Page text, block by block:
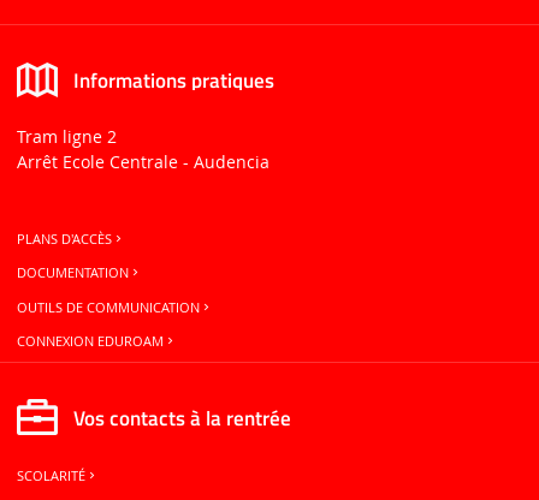
Informations pratiques
Tram ligne 2
Arrêt Ecole Centrale - Audencia
PLANS D'ACCÈS
DOCUMENTATION
OUTILS DE COMMUNICATION
CONNEXION EDUROAM
Vos contacts à la rentrée
SCOLARITÉ